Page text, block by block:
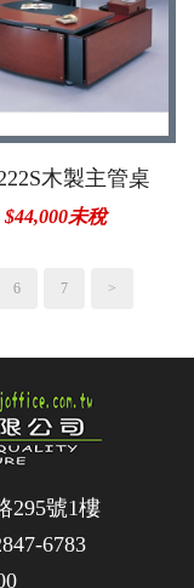
木製主管桌
$44,000未稅
6 7 >
295號1樓
6783